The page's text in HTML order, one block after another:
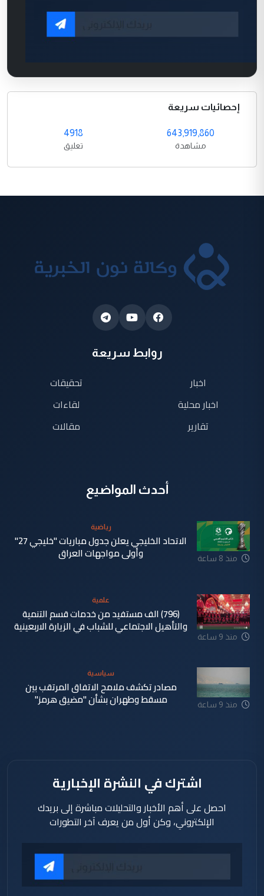
إحصائيات سريعة
643,919,860
مشاهدة
4918
تعليق
روابط سريعة
اخبار
اخبار محلية
تقارير
تحقيقات
لقاءات
مقالات
أحدث المواضيع
منذ 8 ساعة
رياضية
الاتحاد الخليجي يعلن جدول مباريات "خليجي 27"
وأولى مواجهات العراق
منذ 9 ساعة
علمية
(796) الف مستفيد من خدمات قسم التنمية
والتأهيل الاجتماعي للشباب في الزيارة الاربعينية
منذ 9 ساعة
سياسية
مصادر تكشف ملامح الاتفاق المرتقب بين
مسقط وطهران بشأن "مضيق هرمز"
اشترك في النشرة الإخبارية
احصل على أهم الأخبار والتحليلات مباشرة إلى بريدك
الإلكتروني، وكن أول من يعرف آخر التطورات